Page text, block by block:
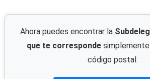
Ahora puedes encontrar la
que te correspondesimplemente
código postal.